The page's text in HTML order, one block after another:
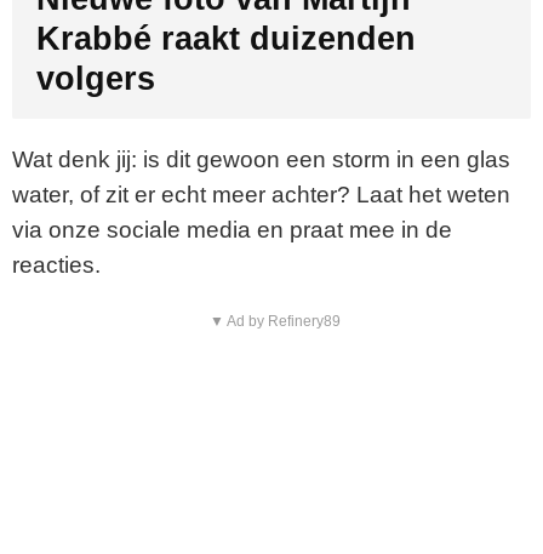
Krabbé raakt duizenden
volgers
Wat denk jij: is dit gewoon een storm in een glas
water, of zit er echt meer achter? Laat het weten
via onze sociale media en praat mee in de
reacties.
▼ Ad by Refinery89